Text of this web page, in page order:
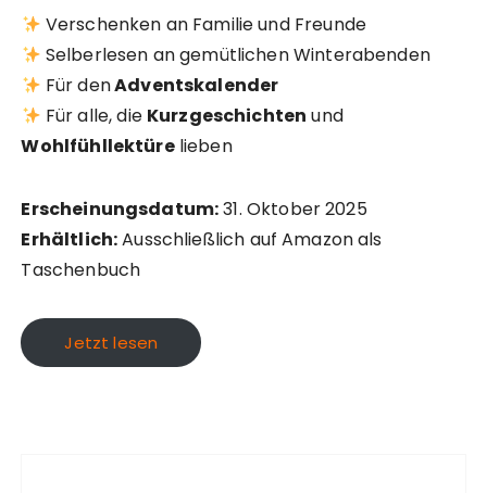
Verschenken an Familie und Freunde
Selberlesen an gemütlichen Winterabenden
Für denAdventskalender
Für alle, die Kurzgeschichten und
Wohlfühllektürelieben
Erscheinungsdatum:31. Oktober 2025
Erhältlich:Ausschließlich auf Amazon als
Taschenbuch
Jetzt lesen